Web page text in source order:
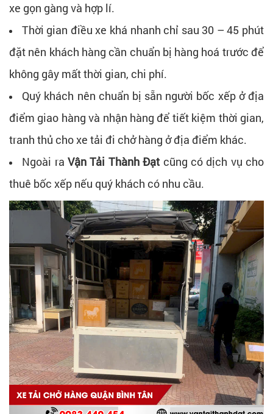
xe gọn gàng và hợp lí.
Thời gian điều xe khá nhanh chỉ sau 30 – 45 phút
đặt nên khách hàng cần chuẩn bị hàng hoá trước để
không gây mất thời gian, chi phí.
Quý khách nên chuẩn bị sẵn người bốc xếp ở địa
điểm giao hàng và nhận hàng để tiết kiệm thời gian,
tranh thủ cho xe tải đi chở hàng ở địa điểm khác.
Ngoài raVận Tải Thành Đạt cũng có dịch vụ cho
thuê bốc xếp nếu quý khách có nhu cầu.